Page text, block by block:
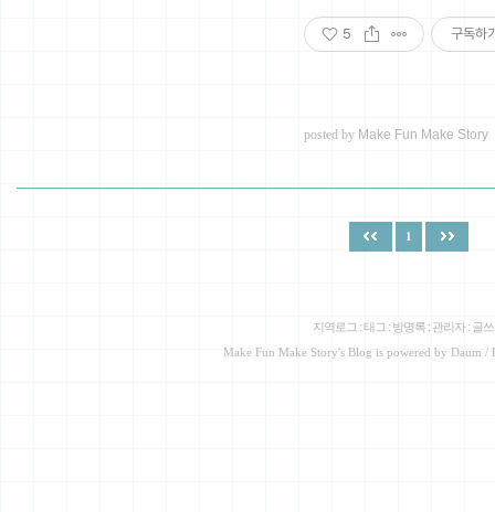
5 구독하
posted by Make Fun Make Story
1
지역로그 :태그 : 방명록 : 관리자: 글
Make Fun Make Story's Blog is powered by Daum /